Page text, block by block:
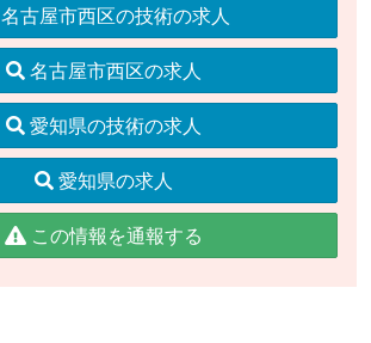
名古屋市西区の技術の求人
名古屋市西区の求人
愛知県の技術の求人
愛知県の求人
この情報を通報する